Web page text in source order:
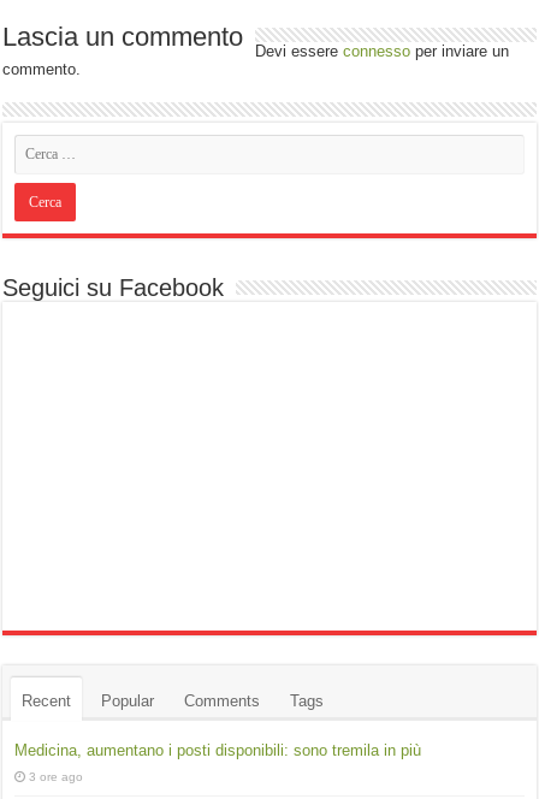
Lascia un commento Devi essereconnesso per inviare un
commento.
Seguici su Facebook
Recent Popular Comments Tags
Medicina, aumentano i posti disponibili: sono tremila in più
3 ore ago